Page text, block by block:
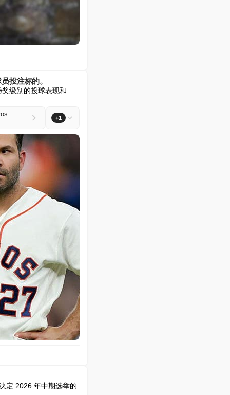
投注标的。
级别的投球表现和
+1
定 2026 年中期选举的